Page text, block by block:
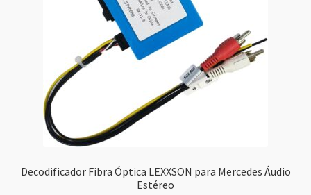
Decodificador Fibra Óptica LEXXSON para Mercedes Áudio
Estéreo